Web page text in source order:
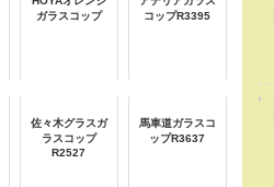
ガラスコップ
コップR3395
佐々木グラスガ
ラスコップ
R2527
馬車道ガラスコ
ップR3637